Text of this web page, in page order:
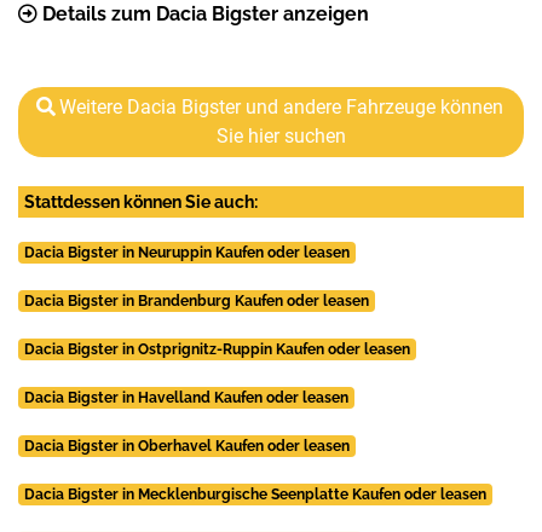
Details zum Dacia Bigster anzeigen
Weitere Dacia Bigster und andere Fahrzeuge können
Sie hier suchen
Stattdessen können Sie auch:
Dacia Bigster in Neuruppin Kaufen oder leasen
Dacia Bigster in Brandenburg Kaufen oder leasen
Dacia Bigster in Ostprignitz-Ruppin Kaufen oder leasen
Dacia Bigster in Havelland Kaufen oder leasen
Dacia Bigster in Oberhavel Kaufen oder leasen
Dacia Bigster in Mecklenburgische Seenplatte Kaufen oder leasen